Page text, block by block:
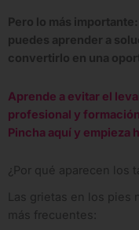
Pero lo más
puedes aprender a
convertirlo en una
Aprende a evitar el
profesional y
Pincha aquí y empieza
¿Por qué aparecen los
Las grietas en los
más frecuentes: